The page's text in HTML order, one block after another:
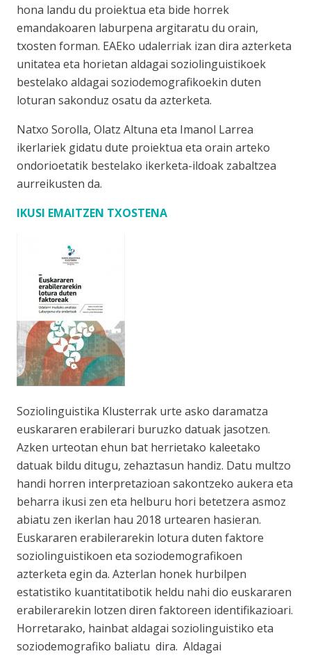
hona landu du proiektua eta bide horrek
emandakoaren laburpena argitaratu du orain,
txosten forman. EAEko udalerriak izan dira azterketa
unitatea eta horietan aldagai soziolinguistikoek
bestelako aldagai soziodemografikoekin duten
loturan sakonduz osatu da azterketa.
Natxo Sorolla, Olatz Altuna eta Imanol Larrea
ikerlariek gidatu dute proiektua eta orain arteko
ondorioetatik bestelako ikerketa-ildoak zabaltzea
aurreikusten da.
IKUSI EMAITZEN TXOSTENA
Soziolinguistika Klusterrak urte asko daramatza
euskararen erabilerari buruzko datuak jasotzen.
Azken urteotan ehun bat herrietako kaleetako
datuak bildu ditugu, zehaztasun handiz. Datu multzo
handi horren interpretazioan sakontzeko aukera eta
beharra ikusi zen eta helburu hori betetzera asmoz
abiatu zen ikerlan hau 2018 urtearen hasieran.
Euskararen erabilerarekin lotura duten faktore
soziolinguistikoen eta soziodemografikoen
azterketa egin da. Azterlan honek hurbilpen
estatistiko kuantitatibotik heldu nahi dio euskararen
erabilerarekin lotzen diren faktoreen identifikazioari.
Horretarako, hainbat aldagai soziolinguistiko eta
soziodemografiko baliatu dira. Aldagai